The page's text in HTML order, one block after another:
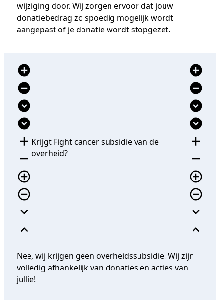
wijziging door. Wij zorgen ervoor dat jouw
donatiebedrag zo spoedig mogelijk wordt
aangepast of je donatie wordt stopgezet.
add_circle
remove_circle
expand_circle_down
expand_circle_down
add
remove
add_circle_outline
remove_circle_outline
expand_more
expand_less
Krijgt Fight cancer subsidie van de
overheid?
add_circle
remove_circle
expand_circle_down
expand_circle_down
add
remove
add_circle_outline
remove_circle_outline
expand_more
expand_less
Nee, wij krijgen geen overheidssubsidie. Wij zijn
volledig afhankelijk van donaties en acties van
jullie!